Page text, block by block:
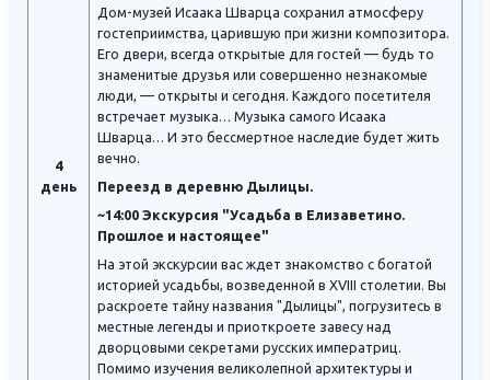
4
день
Дом-музей Исаака Шварца сохранил атмосферу
гостеприимства, царившую при жизни композитора.
Его двери, всегда открытые для гостей — будь то
знаменитые друзья или совершенно незнакомые
люди, — открыты и сегодня. Каждого посетителя
встречает музыка… Музыка самого Исаака
Шварца… И это бессмертное наследие будет жить
вечно.
Переезд в деревню Дылицы.
~14:00 Экскурсия "Усадьба в Елизаветино.
Прошлое и настоящее"
На этой экскурсии вас ждет знакомство с богатой
историей усадьбы, возведенной в XVIII столетии. Вы
раскроете тайну названия "Дылицы", погрузитесь в
местные легенды и приоткроете завесу над
дворцовыми секретами русских императриц.
Помимо изучения великолепной архитектуры и